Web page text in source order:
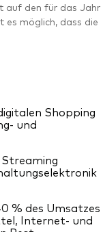
auf den für das Jahr
es möglich, dass die
Shopping
und
% des Umsatzes
Internet- und